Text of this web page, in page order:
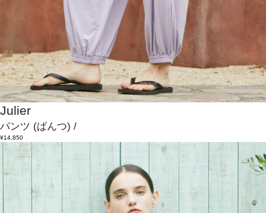
Julier
パンツ (ぱんつ) /
¥14,850